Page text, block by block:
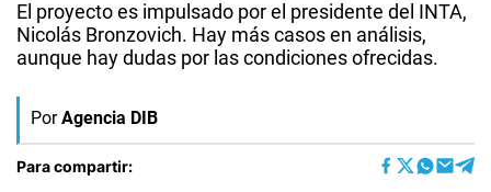
El proyecto es impulsado por el presidente del INTA,
Nicolás Bronzovich. Hay más casos en análisis,
aunque hay dudas por las condiciones ofrecidas.
Por Agencia DIB
Para compartir: